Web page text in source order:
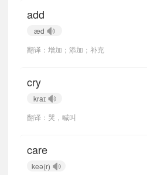
add
æd
翻译：增加；添加；补充
cry
kraɪ
翻译：哭，喊叫
care
keə(r)